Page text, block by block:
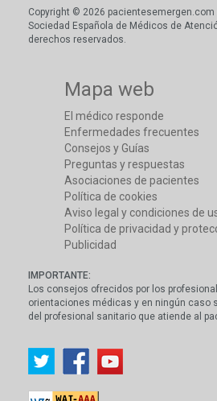
Copyright © 2026 pacientesemergen.com
Sociedad Española de Médicos de
derechos reservados.
Mapa web
El médico responde
Enfermedades frecuentes
Consejos y Guías
Preguntas y respuestas
Asociaciones de pacientes
Política de cookies
Aviso legal y condiciones de
Política de privacidad y
Publicidad
IMPORTANTE:
Los consejos ofrecidos por los
orientaciones médicas y en ningún caso
del profesional sanitario que atiende al